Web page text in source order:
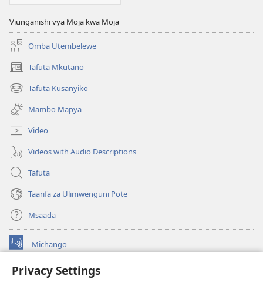
Privacy Settings
Viunganishi vya Moja kwa Moja
Omba Utembelewe
Tafuta Mkutano
(opens
new
window)
Tafuta Kusanyiko
(opens
new
window)
Mambo Mapya
Video
Videos with Audio Descriptions
Tafuta
Taarifa za Ulimwenguni Pote
Msaada
Michango
(opens
window)Watchtower MAKTABA KWENYE MTANDAO™